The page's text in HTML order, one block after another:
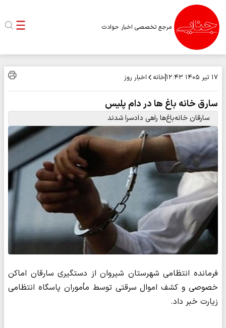
مرجع تخصصی اخبار حوادث
۱۷ تیر ۱۴۰۵ ۱۲:۴۳ خانه اخبار روز
سارق خانه باغ ها در دام پلیس
سارقان خانه‌باغ‌ها راهی دادسرا شدند
فرمانده انتظامی شهرستان شیروان از دستگیری سارقان اماکن
خصوصی و کشف اموال سرقتی توسط مأموران پاسگاه انتظامی
زیارت خبر داد.